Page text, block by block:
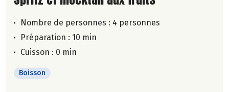
Nombre de personnes : 4 personnes
Préparation : 10 min
Cuisson : 0 min
Boisson